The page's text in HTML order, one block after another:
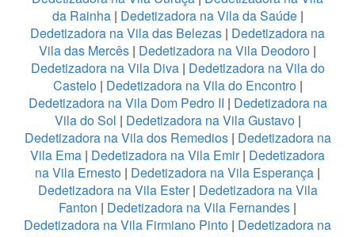
da Rainha | Dedetizadora na Vila da Saúde|
Dedetizadora na Vila das Belezas | Dedetizadora na
Vila das Mercês | Dedetizadora na Vila Deodoro |
Dedetizadora na Vila Diva| Dedetizadora na Vila do
Castelo| Dedetizadora na Vila do Encontro|
Dedetizadora na Vila Dom Pedro II | Dedetizadora na
Vila do Sol | Dedetizadora na Vila Gustavo|
Dedetizadora na Vila dos Remedios| Dedetizadora na
Vila Ema | Dedetizadora na Vila Emir| Dedetizadora
na Vila Ernesto | Dedetizadora na Vila Esperança |
Dedetizadora na Vila Ester| Dedetizadora na Vila
Fanton | Dedetizadora na Vila Fernandes |
Dedetizadora na Vila Firmiano Pinto | Dedetizadora na